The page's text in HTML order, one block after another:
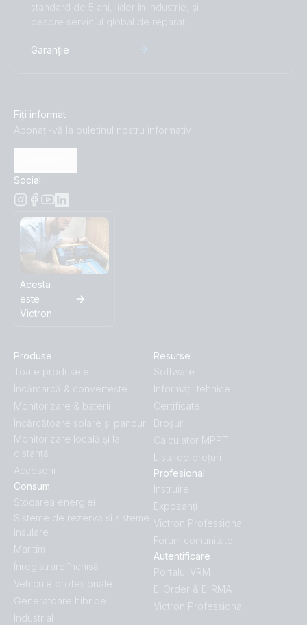
standard de 5 ani, lider în industrie, și
despre serviciul global de reparații.
Garanție
Fiți informat
Abonați-vă la buletinul nostru informativ
Social
Acesta
este
Victron
Produse
Toate produsele
Încărcarcă & convertește
Monitorizare & baterii
Încărcătoare solare și panouri
Monitorizare locală și la
distanță
Accesorii
Consum
Stocarea energiei
Sisteme de rezervă și sisteme
insulare
Maritim
Înregistrare închisă
Vehicule profesionale
Generatoare hibride
Industrial
Resurse
Software
Informații tehnice
Certificate
Broșuri
Calculator MPPT
Lista de prețuri
Profesional
Instruire
Expozanţi
Victron Professional
Forum comunitate
Autentificare
Portalul VRM
E-Order & E-RMA
Victron Professional